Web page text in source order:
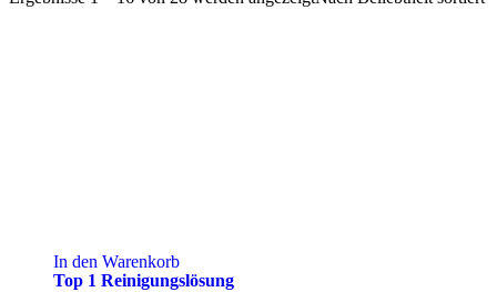
In den Warenkorb
Top 1 Reinigungslösung